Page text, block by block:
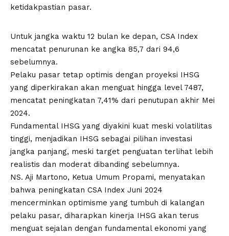
ketidakpastian pasar.
Untuk jangka waktu 12 bulan ke depan, CSA Index
mencatat penurunan ke angka 85,7 dari 94,6
sebelumnya.
Pelaku pasar tetap optimis dengan proyeksi IHSG
yang diperkirakan akan menguat hingga level 7487,
mencatat peningkatan 7,41% dari penutupan akhir Mei
2024.
Fundamental IHSG yang diyakini kuat meski volatilitas
tinggi, menjadikan IHSG sebagai pilihan investasi
jangka panjang, meski target penguatan terlihat lebih
realistis dan moderat dibanding sebelumnya.
NS. Aji Martono, Ketua Umum Propami, menyatakan
bahwa peningkatan CSA Index Juni 2024
mencerminkan optimisme yang tumbuh di kalangan
pelaku pasar, diharapkan kinerja IHSG akan terus
menguat sejalan dengan fundamental ekonomi yang